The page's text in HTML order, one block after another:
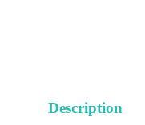
Description